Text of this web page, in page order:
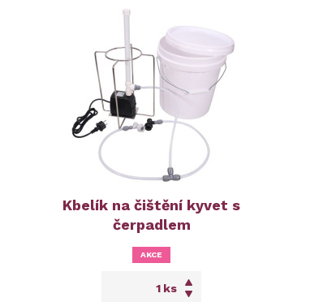
Kbelík na čištění kyvet s
čerpadlem
ks
AKCE